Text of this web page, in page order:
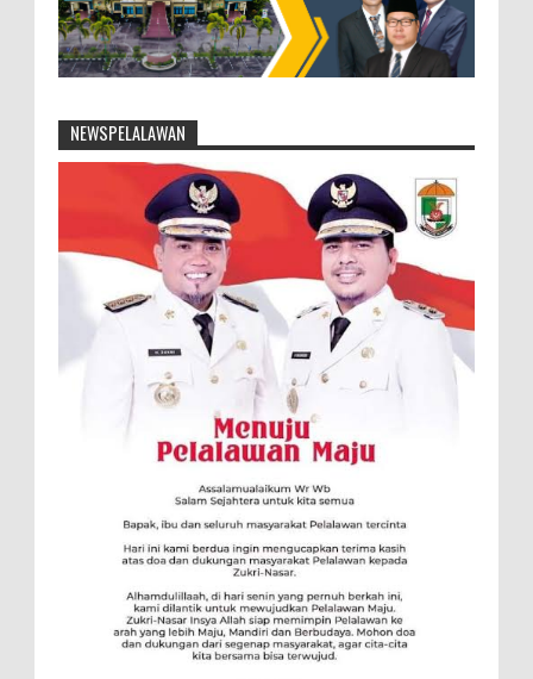
NEWSPELALAWAN